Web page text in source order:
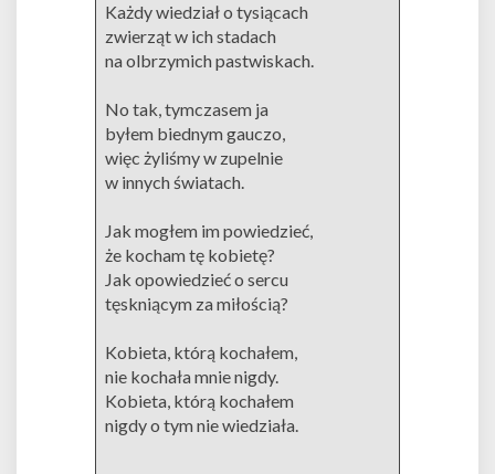
Każdy wiedział o tysiącach
zwierząt w ich stadach
na olbrzymich pastwiskach.
No tak, tymczasem ja
byłem biednym gauczo,
więc żyliśmy w zupelnie
w innych światach.
Jak mogłem im powiedzieć,
że kocham tę kobietę?
Jak opowiedzieć o sercu
tęskniącym za miłością?
Kobieta, którą kochałem,
nie kochała mnie nigdy.
Kobieta, którą kochałem
nigdy o tym nie wiedziała.